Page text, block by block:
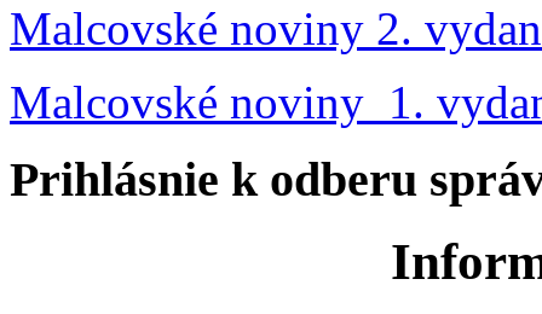
Malcovské noviny 2.
Malcovské noviny 1.
Prihlásnie k odberu